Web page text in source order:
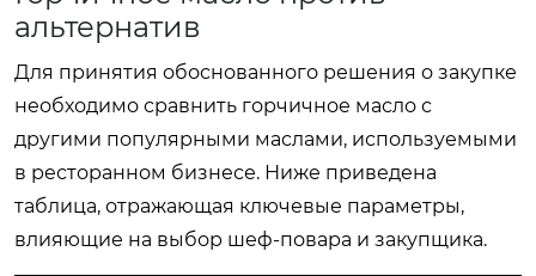
альтернатив
Для принятия обоснованного решения о закупке
необходимо сравнить горчичное масло с
другими популярными маслами, используемыми
в ресторанном бизнесе. Ниже приведена
таблица, отражающая ключевые параметры,
влияющие на выбор шеф-повара и закупщика.